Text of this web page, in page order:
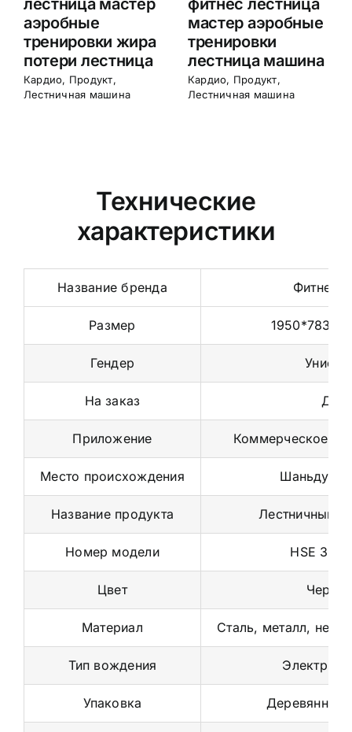
аэробных
степеней ходьбы
альпинизма
машина
Кардио, Продукт,
Лестничная машина
Master Aerobic
Steeper Running
Climber Stair
Кардио,Продукт,
Лестничная машина
Технические
характеристики
Название бренда Фитнес
Размер
Гендер
На заказ Да
Приложение Коммерческое
Место происхождения Шаньдун,
Название продукта Лестничный
Номер модели HSE
Цвет
Материал Сталь, металл,
Тип вождения
Упаковка Деревянный